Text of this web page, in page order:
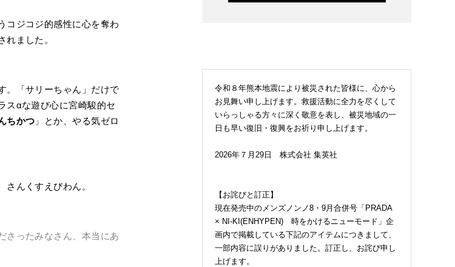
コジコジ的感性に心を奪わ
ました。
。「サリーちゃん」だけで
スαな遊び心に宮崎駿的セ
ちかつ 」とか、やる気ゼロ
んくすえびわん。
さったみなさん、本当にあ
令和８年熊本地震により被災された皆様に、心から
お見舞い申し上げます。救援活動に全力を尽くして
いらっしゃる方々に深く敬意を表し、被災地域の一
日も早い復旧・復興をお祈り申し上げます。
2026年７月29日 株式会社 集英社
【お詫びと訂正】
現在発売中のメンズノンノ8・9月合併号「PRADA
× NI-KI(ENHYPEN) 時をかけるニューモード」企
画内で掲載している下記のアイテムにつきまして、
一部内容に誤りがありました。訂正し、お詫び申し
上げます。